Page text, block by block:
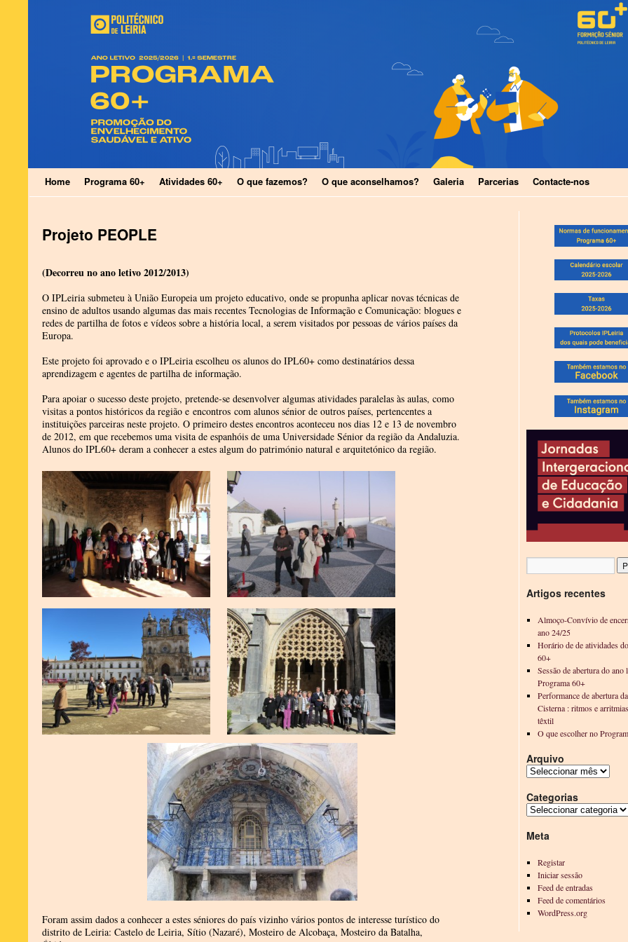
Home Programa 60+ Atividades 60+ O que fazemos? O que aconselhamos? Galeria Parcerias Contacte-nos
Projeto PEOPLE
(Decorreu no ano letivo 2012/2013)
O IPLeiria submeteu à União Europeia um projeto educativo, onde se propunha aplicar novas técnicas de
ensino de adultos usando algumas das mais recentes Tecnologias de Informação e Comunicação: blogues e
redes de partilha de fotos e vídeos sobre a história local, a serem visitados por pessoas de vários países da
Europa.
Este projeto foi aprovado e o IPLeiria escolheu os alunos do IPL60+ como destinatários dessa
aprendizagem e agentes de partilha de informação.
Para apoiar o sucesso deste projeto, pretende-se desenvolver algumas atividades paralelas às aulas, como
visitas a pontos históricos da região e encontros com alunos sénior de outros países, pertencentes a
instituições parceiras neste projeto. O primeiro destes encontros aconteceu nos dias 12 e 13 de novembro
de 2012, em que recebemos uma visita de espanhóis de uma Universidade Sénior da região da Andaluzia.
Alunos do IPL60+ deram a conhecer a estes algum do património natural e arquitetónico da região.
Foram assim dados a conhecer a estes séniores do país vizinho vários pontos de interesse turístico do
distrito de Leiria: Castelo de Leiria, Sítio (Nazaré), Mosteiro de Alcobaça, Mosteiro da Batalha,
Artigos recentes
Almoço-Convívio de
ano 24/25
Horário de de atividades
60+
Sessão de abertura do ano
Programa 60+
Performance de abertura
Cisterna : ritmos e
têxtil
O que escolher no
Arquivo
Categorias
Meta
Registar
Iniciar sessão
Feed de entradas
Feed de comentários
WordPress.org